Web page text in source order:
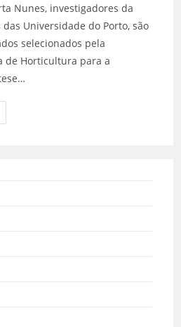
Nunes, investigadores da
Universidade do Porto, são
selecionados pela
de Horticultura para a